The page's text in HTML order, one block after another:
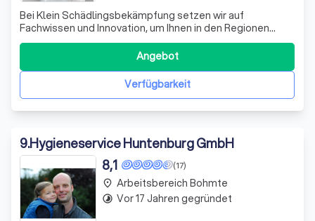
Bei Klein Schädlingsbekämpfung setzen wir auf
Fachwissen und Innovation, um Ihnen in den Regionen
Gütersloh, Bielefeld, Osnabrück und Warendorf sowie den
angrenzenden Gebieten erstklassige Dienstleistungen
zur Schädlingsbekämpfung und -prävention anzubieten.
Seit unserer Gründung im Jahr 2009 haben
Verfügbarkeit
Angebot
9.Hygieneservice Huntenburg GmbH
(17)
8,1
place Arbeitsbereich Bohmte
timelapse Vor 17 Jahren gegründet